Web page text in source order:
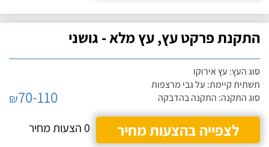
התקנת פרקט עץ, עץ מלא - גושני
סוג העץ: עץ אירוקו
תשתית קיימת: על גבי מרצפות
סוג התקנה: התקנה בהדבקה
₪70-110
לצפייה בהצעות מחיר
0 הצעות מחיר